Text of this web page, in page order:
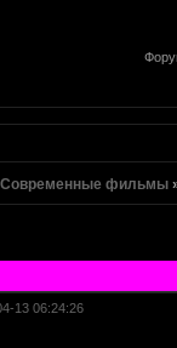
Современные фильмы
13 06:24:26